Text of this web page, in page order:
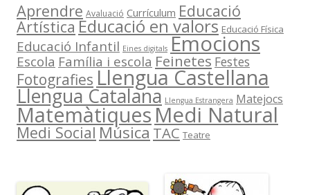
Aprendre Avaluació Currículum Educació
Artística Educació en valors Educació Física
Educació Infantil Eines digitals Emocions
Escola Família i escola Feinetes Festes
Fotografies Llengua Castellana
Llengua Catalana Llengua Estrangera Matejocs
MatemàtiquesMedi Natural
Medi Social MúsicaTAC Teatre